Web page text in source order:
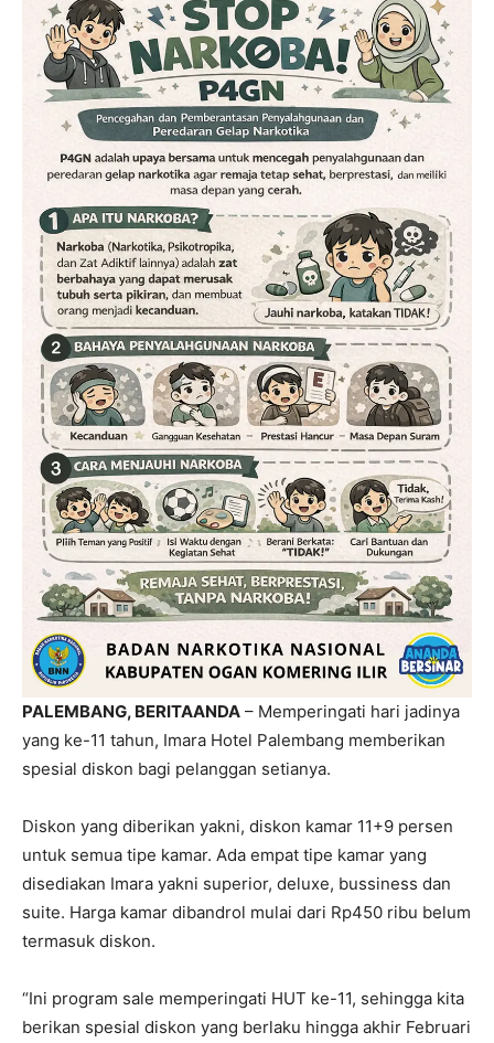
PALEMBANG, BERITAANDA – Memperingati hari jadinya
yang ke-11 tahun, Imara Hotel Palembang memberikan
spesial diskon bagi pelanggan setianya.
Diskon yang diberikan yakni, diskon kamar 11+9 persen
untuk semua tipe kamar. Ada empat tipe kamar yang
disediakan Imara yakni superior, deluxe, bussiness dan
suite. Harga kamar dibandrol mulai dari Rp450 ribu belum
termasuk diskon.
“Ini program sale memperingati HUT ke-11, sehingga kita
berikan spesial diskon yang berlaku hingga akhir Februari